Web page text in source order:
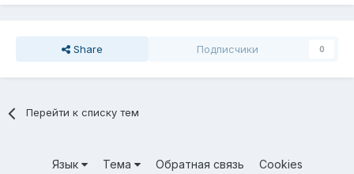
Share Подписчики 0
Перейти к списку тем
Язык Тема Обратная связь Cookies